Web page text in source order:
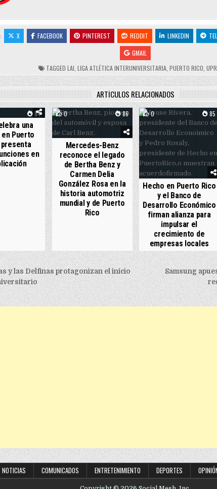
X FACEBOOK PINTEREST REDDIT LINKEDIN
GMAIL
TAGGEDLAI ,LIGA ATLÉTICA INTERUNIVERSITARIA ,PUERTO RICO ,
ARTÍCULOS RELACIONADOS
84
una
en Puerto
presenta
en
0 86
Mercedes-Benz
reconoce el legado
de Bertha Benz y
Carmen Delia
González Rosa en la
historia automotriz
mundial y de Puerto
Rico
0 85
Hecho en Puerto Rico
y el Banco de
Desarrollo Económico
firman alianza para
impulsar el
crecimiento de
empresas locales
Samsung
y las Delfinas protagonizan el inicio
NOTICIAS COMUNICADOS ENTRETENIMIENTO DEPORTES